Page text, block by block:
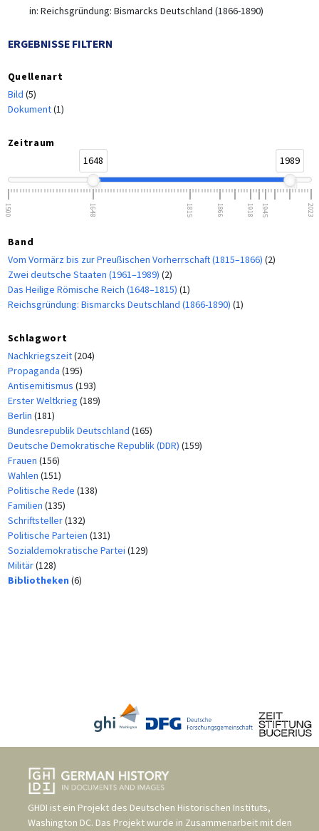
in: Reichsgründung: Bismarcks Deutschland (1866-1890)
ERGEBNISSE FILTERN
Quellenart
Bild (5)
Dokument(1)
Zeitraum
1648
1989
1500 1648 1815 1866 1918 1945 2023
Band
Vom Vormärz bis zur Preußischen Vorherrschaft (1815–1866) (2)
Zwei deutsche Staaten (1961–1989) (2)
Das Heilige Römische Reich (1648–1815) (1)
Reichsgründung: Bismarcks Deutschland (1866-1890) (1)
Schlagwort
Nachkriegszeit(204)
Propaganda (195)
Antisemitismus (193)
Erster Weltkrieg (189)
Berlin (181)
Bundesrepublik Deutschland (165)
Deutsche Demokratische Republik (DDR) (159)
Frauen (156)
Wahlen (151)
Politische Rede (138)
Familien (135)
Schriftsteller(132)
Politische Parteien (131)
Sozialdemokratische Partei (129)
Militär(128)
Bibliotheken (6)
GHDI ist ein Projekt des Deutschen Historischen Instituts,
Washington DC. Das Projekt wurde in Zusammenarbeit mit den